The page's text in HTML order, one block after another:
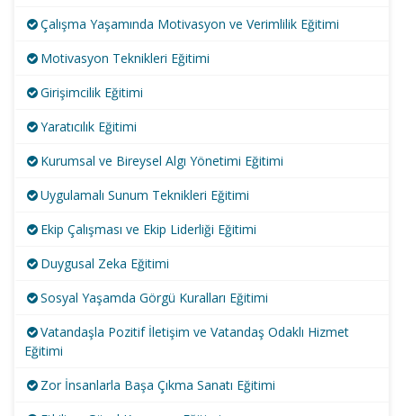
Çalışma Yaşamında Motivasyon ve Verimlilik Eğitimi
Motivasyon Teknikleri Eğitimi
Girişimcilik Eğitimi
Yaratıcılık Eğitimi
Kurumsal ve Bireysel Algı Yönetimi Eğitimi
Uygulamalı Sunum Teknikleri Eğitimi
Ekip Çalışması ve Ekip Liderliği Eğitimi
Duygusal Zeka Eğitimi
Sosyal Yaşamda Görgü Kuralları Eğitimi
Vatandaşla Pozitif İletişim ve Vatandaş Odaklı Hizmet
Eğitimi
Zor İnsanlarla Başa Çıkma Sanatı Eğitimi